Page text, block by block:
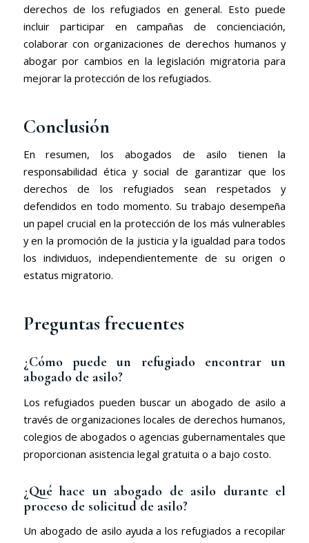
derechos de los refugiados en general. Esto puede
incluir participar en campañas de concienciación,
colaborar con organizaciones de derechos humanos y
abogar por cambios en la legislación migratoria para
mejorar la protección de los refugiados.
Conclusión
En resumen, los abogados de asilo tienen la
responsabilidad ética y social de garantizar que los
derechos de los refugiados sean respetados y
defendidos en todo momento. Su trabajo desempeña
un papel crucial en la protección de los más vulnerables
y en la promoción de la justicia y la igualdad para todos
los individuos, independientemente de su origen o
estatus migratorio.
Preguntas frecuentes
¿Cómo puede un refugiado encontrar un
abogado de asilo?
Los refugiados pueden buscar un abogado de asilo a
través de organizaciones locales de derechos humanos,
colegios de abogados o agencias gubernamentales que
proporcionan asistencia legal gratuita o a bajo costo.
¿Qué hace un abogado de asilo durante el
proceso de solicitud de asilo?
Un abogado de asilo ayuda a los refugiados a recopilar